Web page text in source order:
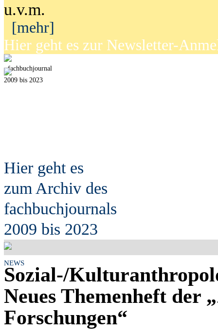
u.v.m.
[mehr]
Hier geht es zur Newsletter-
fachbuchjournal
2009 bis 2023
Hier geht es
zum Archiv des
fachbuchjournals
2009 bis 2023
NEWS
Sozial-/
Neues Themenheft der
Forschungen“